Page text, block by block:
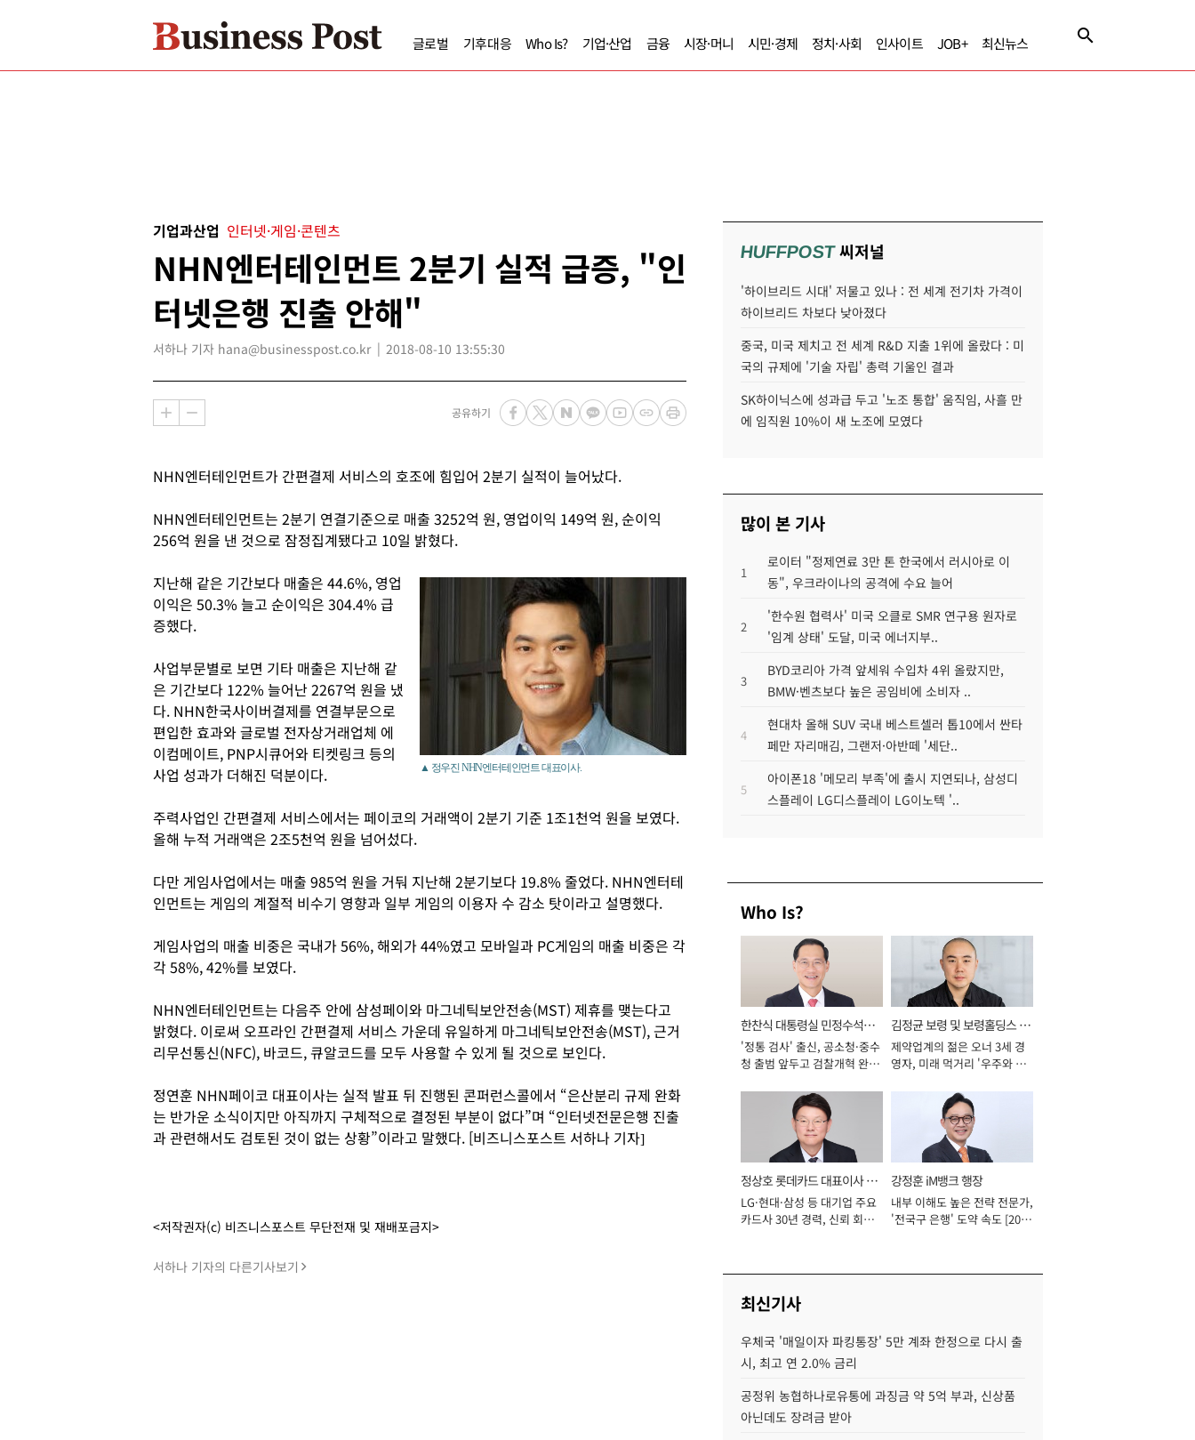
글로벌 기후대응 Who Is? 기업·산업 금융 시장·머니 시민·경제 정치·사회 인사이트 JOB+ 최신뉴스
기업과산업 인터넷·게임·콘텐츠
NHN엔터테인먼트 2분기 실적 급증, "인
터넷은행 진출 안해"
서하나 기자 hana@businesspost.co.kr 2018-08-10 13:55:30
공유하기
NHN엔터테인먼트가 간편결제 서비스의 호조에 힘입어 2분기 실적이 늘어났다.
NHN엔터테인먼트는 2분기 연결기준으로 매출 3252억 원, 영업이익 149억 원, 순이익
256억 원을 낸 것으로 잠정집계됐다고 10일 밝혔다.
▲ 정우진 NHN엔터테인먼트 대표이사.
지난해 같은 기간보다 매출은 44.6%, 영업
이익은 50.3% 늘고 순이익은 304.4% 급
증했다.
사업부문별로 보면 기타 매출은 지난해 같
은 기간보다 122% 늘어난 2267억 원을 냈
다. NHN한국사이버결제를 연결부문으로
편입한 효과와 글로벌 전자상거래업체 에
이컴메이트, PNP시큐어와 티켓링크 등의
사업 성과가 더해진 덕분이다.
주력사업인 간편결제 서비스에서는 페이코의 거래액이 2분기 기준 1조1천억 원을 보였다.
올해 누적 거래액은 2조5천억 원을 넘어섰다.
다만 게임사업에서는 매출 985억 원을 거둬 지난해 2분기보다 19.8% 줄었다. NHN엔터테
인먼트는 게임의 계절적 비수기 영향과 일부 게임의 이용자 수 감소 탓이라고 설명했다.
게임사업의 매출 비중은 국내가 56%, 해외가 44%였고 모바일과 PC게임의 매출 비중은 각
각 58%, 42%를 보였다.
NHN엔터테인먼트는 다음주 안에 삼성페이와 마그네틱보안전송(MST) 제휴를 맺는다고
밝혔다. 이로써 오프라인 간편결제 서비스 가운데 유일하게 마그네틱보안전송(MST), 근거
리무선통신(NFC), 바코드, 큐알코드를 모두 사용할 수 있게 될 것으로 보인다.
정연훈 NHN페이코 대표이사는 실적 발표 뒤 진행된 콘퍼런스콜에서 “은산분리 규제 완화
는 반가운 소식이지만 아직까지 구체적으로 결정된 부분이 없다”며 “인터넷전문은행 진출
과 관련해서도 검토된 것이 없는 상황”이라고 말했다. [비즈니스포스트 서하나 기자]
<저작권자(c) 비즈니스포스트 무단전재 및 재배포금지>
서하나 기자의 다른기사보기
HUFFPOST씨저널
'하이브리드 시대' 저물고 있나 : 전 세계 전기차 가격이
하이브리드 차보다 낮아졌다
중국, 미국 제치고 전 세계 R&D 지출 1위에 올랐다 : 미
국의 규제에 '기술 자립' 총력 기울인 결과
SK하이닉스에 성과급 두고 '노조 통합' 움직임, 사흘 만
에 임직원 10%이 새 노조에 모였다
많이 본 기사
1
로이터 "정제연료 3만 톤 한국에서 러시아로 이
동", 우크라이나의 공격에 수요 늘어
2
'한수원 협력사' 미국 오클로 SMR 연구용 원자로
'임계 상태' 도달, 미국 에너지부..
3
BYD코리아 가격 앞세워 수입차 4위 올랐지만,
BMW·벤츠보다 높은 공임비에 소비자 ..
4
현대차 올해 SUV 국내 베스트셀러 톱10에서 싼타
페만 자리매김, 그랜저·아반떼 '세단..
5
아이폰18 '메모리 부족'에 출시 지연되나, 삼성디
스플레이 LG디스플레이 LG이노텍 '..
Who Is?
한찬식 대통령실 민정수석비
서관
'정통 검사' 출신, 공소청·중수
청 출범 앞두고 검찰개혁 완수
김정균 보령 및 보령홀딩스 대
표이사 사장
제약업계의 젊은 오너 3세 경
영자, 미래 먹거리 '우주와 헬
정상호 롯데카드 대표이사 사
장
LG·현대·삼성 등 대기업 주요
카드사 30년 경력, 신뢰 회복
강정훈 iM뱅크 행장
내부 이해도 높은 전략 전문가,
'전국구 은행' 도약 속도 [2026
최신기사
우체국 '매일이자 파킹통장' 5만 계좌 한정으로 다시 출
시, 최고 연 2.0% 금리
공정위 농협하나로유통에 과징금 약 5억 부과, 신상품
아닌데도 장려금 받아